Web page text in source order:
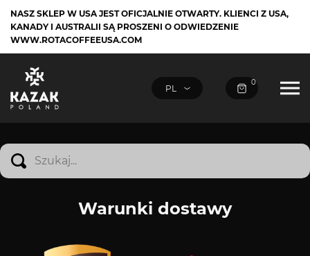
NASZ SKLEP W USA JEST OFICJALNIE OTWARTY. KLIENCI Z USA,
KANADY I AUSTRALII SĄ PROSZENI O ODWIEDZENIE
WWW.ROTACOFFEEUSA.COM
0
Warunki dostawy